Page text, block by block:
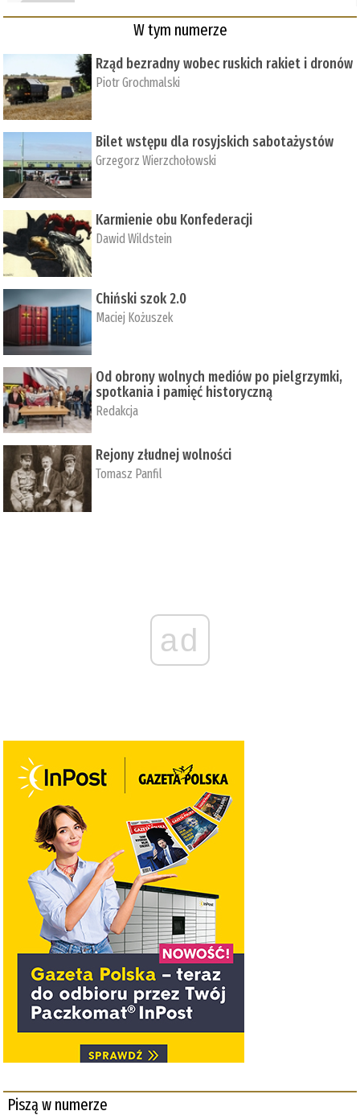
W tym numerze
Rząd bezradny wobec ruskich rakiet i dronów
Piotr Grochmalski
Bilet wstępu dla rosyjskich sabotażystów
Grzegorz Wierzchołowski
Karmienie obu Konfederacji
Dawid Wildstein
Chiński szok 2.0
Maciej Kożuszek
Od obrony wolnych mediów po pielgrzymki,
spotkania i pamięć historyczną
Redakcja
Rejony złudnej wolności
Tomasz Panfil
ad
Piszą w numerze